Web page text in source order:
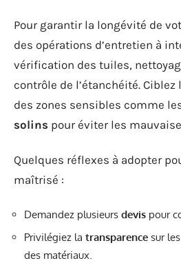
Pour garantir la longévité de
des opérations d’entretien à
vérification des tuiles,
contrôle de l’étanchéité.
des zones sensibles comme
solins pour éviter les
Quelques réflexes à adopter
maîtrisé :
Demandez plusieurs devis pour
Privilégiez la transparence sur
des matériaux.